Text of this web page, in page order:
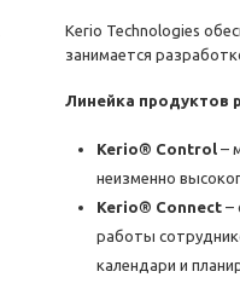
Kerio Technologies
занимается
Линейка продуктов
Kerio® Control –
неизменно
Kerio® Connect –
работы
календари и